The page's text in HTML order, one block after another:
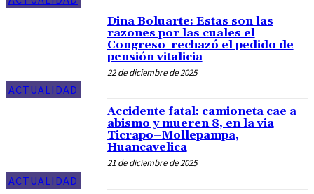
ACTUALIDAD
Dina Boluarte: Estas son las
razones por las cuales el
Congreso rechazó el pedido de
pensión vitalicia
22 de diciembre de 2025
ACTUALIDAD
Accidente fatal: camioneta cae a
abismo y mueren 8, en la via
Ticrapo–Mollepampa,
Huancavelica
21 de diciembre de 2025